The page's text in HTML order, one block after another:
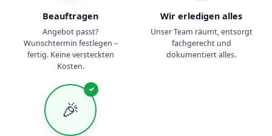
Beauftragen
Angebot passt?
Wunschtermin festlegen –
fertig. Keine versteckten
Kosten.
Wir erledigen alles
Unser Team räumt, entsorgt
fachgerecht und
dokumentiert alles.
🎉
✓